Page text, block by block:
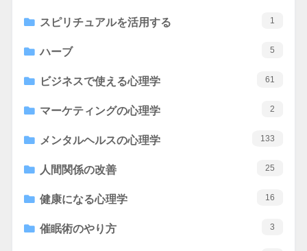
スピリチュアルを活用する 1
ハーブ 5
ビジネスで使える心理学 61
マーケティングの心理学 2
メンタルヘルスの心理学 133
人間関係の改善 25
健康になる心理学 16
催眠術のやり方 3